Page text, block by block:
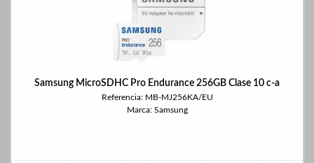
Samsung MicroSDHC Pro Endurance 256GB Clase 10 c-a
Referencia: MB-MJ256KA/EU
Marca: Samsung